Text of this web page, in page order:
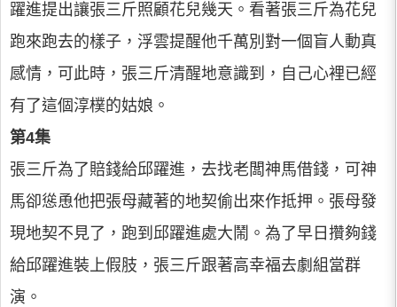
躍進提出讓張三斤照顧花兒幾天。看著張三斤為花兒
跑來跑去的樣子，浮雲提醒他千萬別對一個盲人動真
感情，可此時，張三斤清醒地意識到，自己心裡已經
有了這個淳樸的姑娘。
第4集
張三斤為了賠錢給邱躍進，去找老闆神馬借錢，可神
馬卻慫恿他把張母藏著的地契偷出來作抵押。張母發
現地契不見了，跑到邱躍進處大鬧。為了早日攢夠錢
給邱躍進裝上假肢，張三斤跟著高幸福去劇組當群
演。